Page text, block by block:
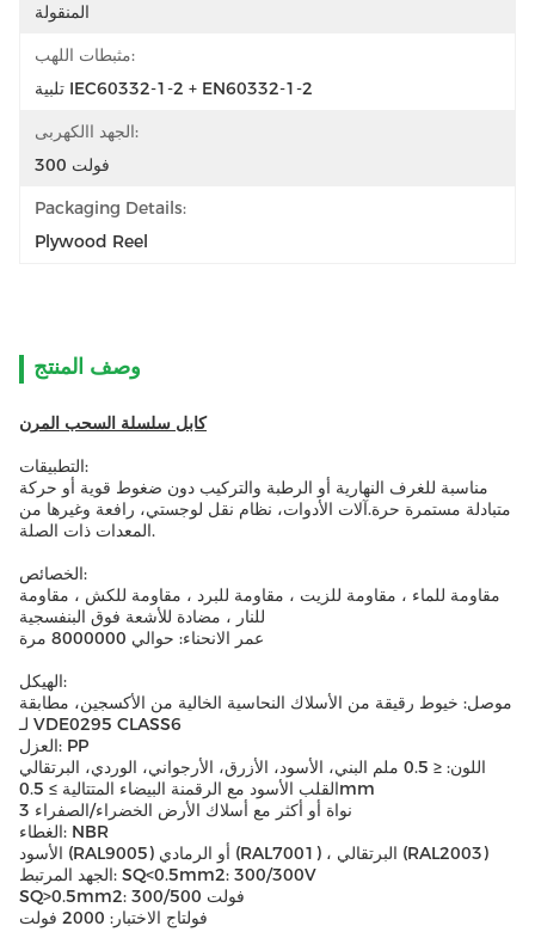
المنقولة
مثبطات اللهب:
تلبية IEC60332-1-2 + EN60332-1-2
الجهد االكهربى:
300 فولت
Packaging Details:
Plywood Reel
وصف المنتج
كابل سلسلة السحب المرن
التطبيقات:
مناسبة للغرف النهارية أو الرطبة والتركيب دون ضغوط قوية أو حركة
متبادلة مستمرة حرة.آلات الأدوات، نظام نقل لوجستي، رافعة وغيرها من
المعدات ذات الصلة.
الخصائص:
مقاومة للماء ، مقاومة للزيت ، مقاومة للبرد ، مقاومة للكش ، مقاومة
للنار ، مضادة للأشعة فوق البنفسجية
عمر الانحناء: حوالي 8000000 مرة
الهيكل:
موصل: خيوط رقيقة من الأسلاك النحاسية الخالية من الأكسجين، مطابقة
لـ VDE0295 CLASS6
العزل: PP
اللون: ≤ 0.5 ملم البني، الأسود، الأزرق، الأرجواني، الوردي، البرتقالي
القلب الأسود مع الرقمنة البيضاء المتتالية ≥ 0.5mm
3 نواة أو أكثر مع أسلاك الأرض الخضراء/الصفراء
الغطاء: NBR
الأسود (RAL9005) أو الرمادي (RAL7001) ، البرتقالي (RAL2003)
الجهد المرتبط: SQ<0.5mm2: 300/300V
SQ>0.5mm2: 300/500 فولت
فولتاج الاختبار: 2000 فولت